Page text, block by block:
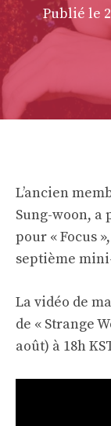
Publié le
L’ancien
Sung-woon,
pour « Focus
septième
La vidéo de
de « Strange
août) à 18h